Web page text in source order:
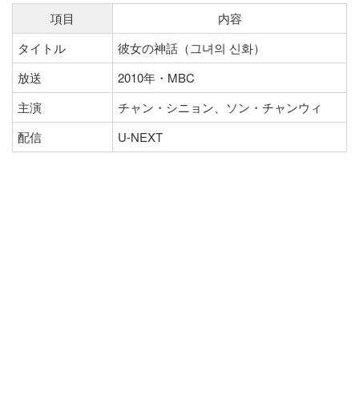
項目
内容
タイトル
彼女の神話（그녀의 신화）
放送
2010年・MBC
主演
チャン・シニョン、ソン・チャンウィ
配信
U-NEXT